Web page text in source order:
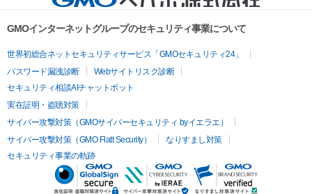
GMOインターネットグループのセキュリティ事業について
世界初総合ネットセキュリティサービス「GMOセキュリティ24」
パスワード漏洩診断
Webサイトリスク診断
セキュリティ相談AIチャットボット
実在証明・盗聴対策
サイバー攻撃対策（GMOサイバーセキュリティ byイエラエ）
サイバー攻撃対策（GMO Flatt Security）
なりすまし対策
セキュリティ事業の軌跡